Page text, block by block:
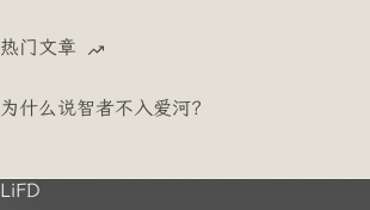
热门文章
为什么说智者不入爱河？
LiFD